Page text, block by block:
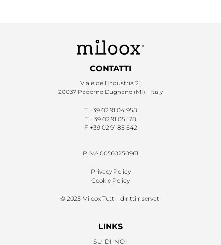
CONTATTI
Viale dell'Industria 21
20037 Paderno Dugnano (MI) - Italy
T +39 02 91 04 958
T +39 02 91 05 178
F +39 02 91 85 542
P.IVA 00560250961
Privacy Policy
Cookie Policy
© 2025 Miloox Tutti i diritti riservati
LINKS
SU DI NOI